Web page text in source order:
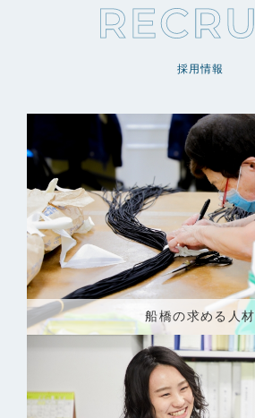
採用情報
船橋の求める人材